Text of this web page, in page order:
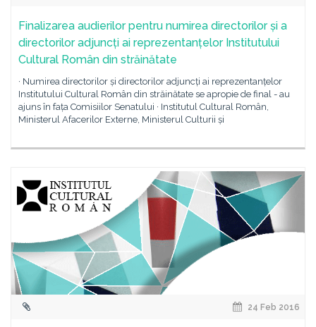
Finalizarea audierilor pentru numirea directorilor și a
directorilor adjuncți ai reprezentanțelor Institutului
Cultural Român din străinătate
· Numirea directorilor și directorilor adjuncți ai reprezentanțelor
Institutului Cultural Român din străinătate se apropie de final - au
ajuns în fața Comisiilor Senatului · Institutul Cultural Român,
Ministerul Afacerilor Externe, Ministerul Culturii și
24 Feb 2016